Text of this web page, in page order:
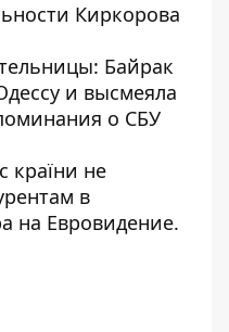
Киркорова
Байрак
и высмеяла
о СБУ
країни не
в
на Евровидение.